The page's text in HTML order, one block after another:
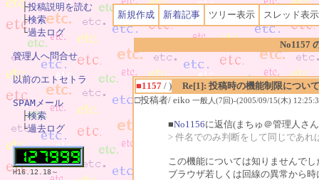
新規作成 新着記事 ツリー表示 スレッド表示
No1157
■1157 / )
Re[1]: 投稿時の機能制限について
□投稿者/ eiko 一般人(7回)-(2005/09/15(木)
■No1156に返信(まちゅ＠管理人さ
> 件名でのみ判断をして同じであ
この機能については知りませんでし
ブラウザ若しくは回線の異常から
├投稿説明を読む
├検索
└過去ログ
管理人へ問合せ
以前のエトセトラ
SPAMメール
├検索
└過去ログ
H16.12.18～